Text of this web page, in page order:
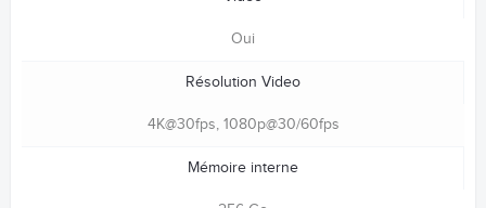
Oui
Résolution Video
4K@30fps, 1080p@30/60fps
Mémoire interne